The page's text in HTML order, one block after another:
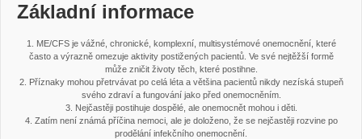
Základní informace
1. ME/CFS je vážné, chronické, komplexní, multisystémové onemocnění, které
často a výrazně omezuje aktivity postižených pacientů. Ve své nejtěžší formě
může zničit životy těch, které postihne.
2. Příznaky mohou přetrvávat po celá léta a většina pacientů nikdy nezíská stupeň
svého zdraví a fungování jako před onemocněním.
3. Nejčastěji postihuje dospělé, ale onemocnět mohou i děti.
4. Zatím není známá příčina nemoci, ale je doloženo, že se nejčastěji rozvine po
prodělání infekčního onemocnění.